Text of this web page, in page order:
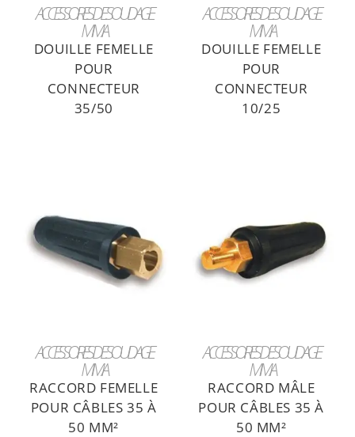
ACCESSOIRES DE SOUDAGE
MMA
DOUILLE FEMELLE
POUR
CONNECTEUR
35/50
ACCESSOIRES DE SOUDAGE
MMA
DOUILLE FEMELLE
POUR
CONNECTEUR
10/25
ACCESSOIRES DE SOUDAGE
MMA
RACCORD FEMELLE
POUR CÂBLES 35 À
50 MM²
ACCESSOIRES DE SOUDAGE
MMA
RACCORD MÂLE
POUR CÂBLES 35 À
50 MM²